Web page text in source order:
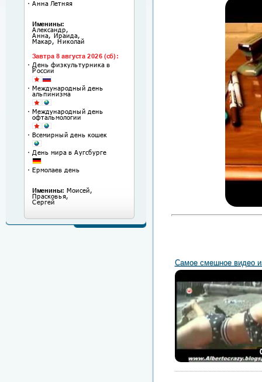
Самое смешное видео